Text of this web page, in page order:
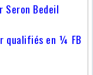
Seron Bedeil
qualifiés en ¼ FB